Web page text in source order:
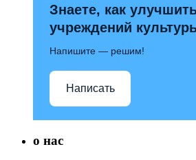
Знаете, как
учреждений
Напишите — решим!
Написать
о нас